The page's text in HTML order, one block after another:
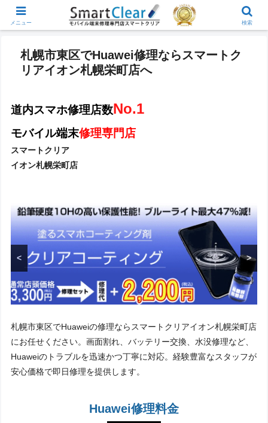
札幌市東区でHuawei修理ならスマートク
リアイオン札幌栄町店へ
道内スマホ修理店数No.1
モバイル端末修理専門店
スマートクリア
イオン札幌栄町店
< >
札幌市東区でHuaweiの修理ならスマートクリアイオン札幌栄町店
にお任せください。画面割れ、バッテリー交換、水没修理など、
Huaweiのトラブルを迅速かつ丁寧に対応。経験豊富なスタッフが
安心価格で即日修理を提供します。
Huawei修理料金
メニュー 検索